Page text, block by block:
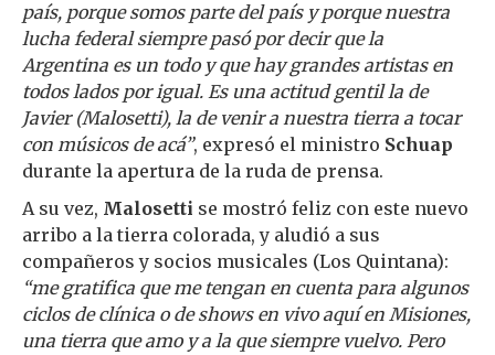
país, porque somos parte del país y porque nuestra
lucha federal siempre pasó por decir que la
Argentina es un todo y que hay grandes artistas en
todos lados por igual. Es una actitud gentil la de
Javier (Malosetti), la de venir a nuestra tierra a tocar
con músicos de acá”, expresó el ministro Schuap
durante la apertura de la ruda de prensa.
A su vez, Malosetti se mostró feliz con este nuevo
arribo a la tierra colorada, y aludió a sus
compañeros y socios musicales (Los Quintana):
“me gratifica que me tengan en cuenta para algunos
ciclos de clínica o de shows en vivo aquí en Misiones,
una tierra que amo y a la que siempre vuelvo. Pero